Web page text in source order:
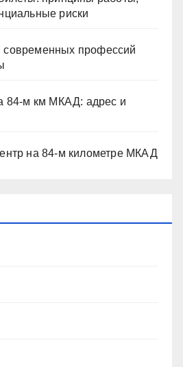
риски
профессий
84-м км МКАД: адрес и
на 84-м километре МКАД